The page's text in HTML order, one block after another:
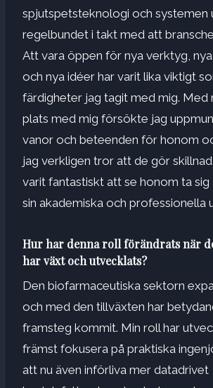
spjutspetsteknologi och systemen
regelbundet i takt med att
Att vara öppen för nya verktyg,
och nya idéer har varit lika viktigt
färdigheter jag tagit med mig. Med
plats med mig försökte jag
vanor och beteenden för honom
jag verkligen tror att de gör
varit fantastiskt att se honom ta sig
sin akademiska och professionella
Hur har denna roll förändrats när
har växt och utvecklats?
Den biofarmaceutiska sektorn
och med den tillväxten har
framsteg kommit. Min roll har
främst fokusera på praktiska
att nu även införliva mer datadrivet